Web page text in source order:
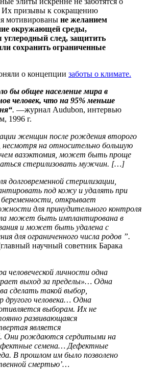
Их призывы к сокращению
мотивированы не желанием
окружающей среды,
след, защитить
сохранить ограниченные
о концепции заботы о климате.
бы общее население мира в
человек, что на 95% меньше
. —журнал Audubon, интервью
1996 г.
женщин после рождения второго
несмотря на относительно большую
вазэктомия, может быть проще
стерилизовать мужчин. […]
долговременной стерилизации,
под кожу и удалять при
открывает
для принудительного контроля
может быть имплантирована в
и может быть удалена с
для ограниченного числа родов ”.
научный советник Барака
человеческой личности одна
выход за пределы»… Одна
сделать такой выбор,
другого человека… Одна
выборам. Их не
развивающаяся
является
Они рождаются сердитыми на
семена… Дефектные
В прошлом им было позволено
смертью’…